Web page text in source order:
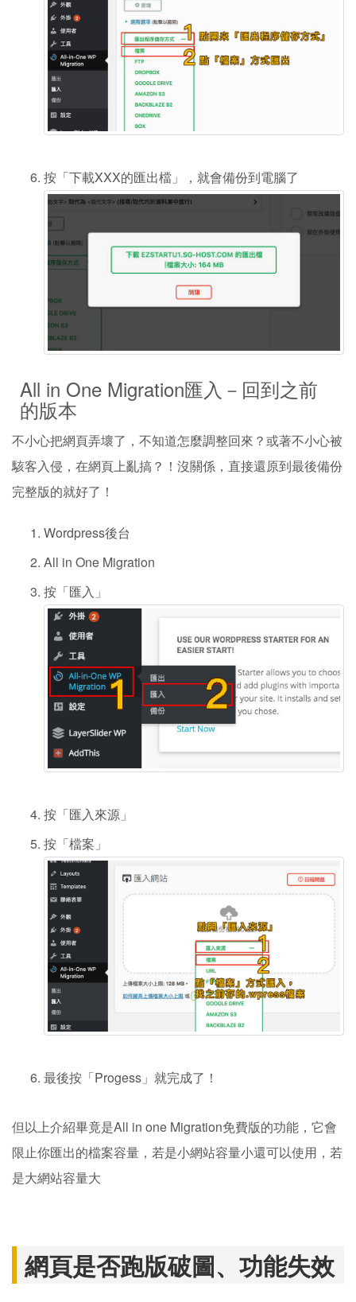
按「下載XXX的匯出檔」，就會備份到電腦了
All in One Migration匯入－回到之前
的版本
不小心把網頁弄壞了，不知道怎麼調整回來？或著不小心被
駭客入侵，在網頁上亂搞？！沒關係，直接還原到最後備份
完整版的就好了！
Wordpress後台
All in One Migration
按「匯入」
按「匯入來源」
按「檔案」
最後按「Progess」就完成了！
但以上介紹畢竟是All in one Migration免費版的功能，它會
限止你匯出的檔案容量，若是小網站容量小還可以使用，若
是大網站容量大
網頁是否跑版破圖、功能失效